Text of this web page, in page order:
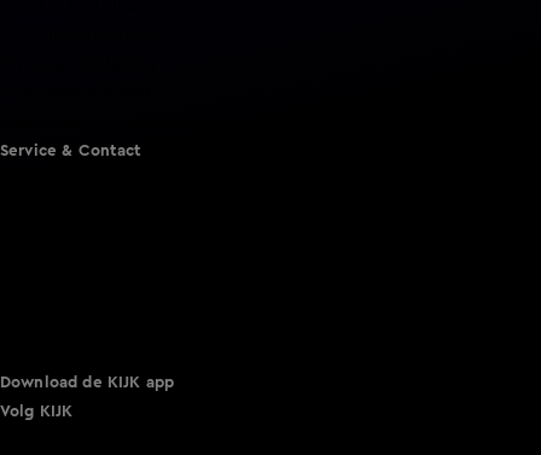
Service & Contact
Download de KIJK app
Volg KIJK